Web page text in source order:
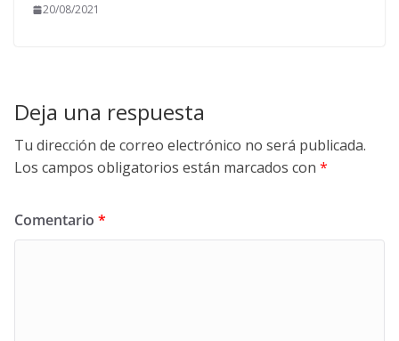
20/08/2021
Deja una respuesta
Tu dirección de correo electrónico no será publicada.
Los campos obligatorios están marcados con *
Comentario *